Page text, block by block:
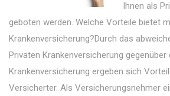
Ihnen als
geboten werden. Welche Vorteile bietet
Krankenversicherung?Durch das
Privaten Krankenversicherung gegenüber
Krankenversicherung ergeben sich
Versicherter. Als Versicherungsnehmer